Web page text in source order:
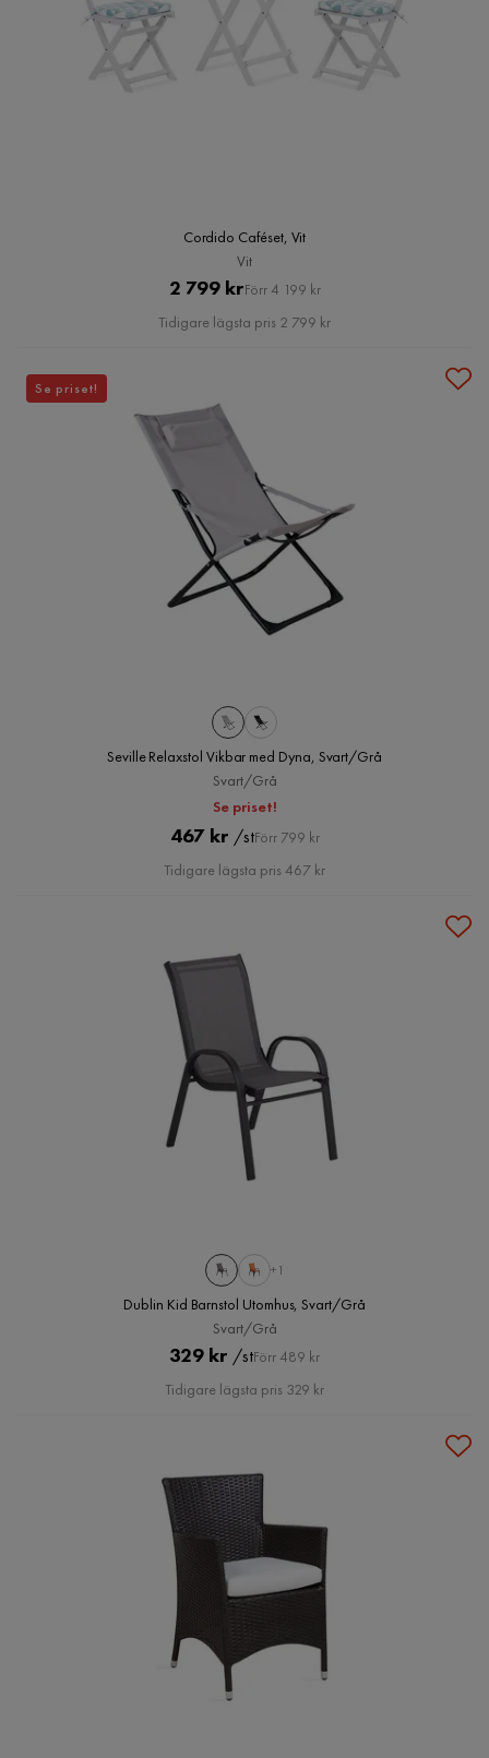
Cordido Caféset, Vit
Vit
Pris
2 799 krOriginal
Pris
Förr 4 199 kr
Tidigare lägsta pris 2 799 kr
Seville Relaxstol Vikbar med Dyna, Svart/Grå
Svart/Grå
Se priset!
Pris
467 kr /stOriginal
Pris
Förr 799 kr
Tidigare lägsta pris 467 kr
Se priset!
+1
Dublin Kid Barnstol Utomhus, Svart/Grå
Svart/Grå
Pris
329 kr /stOriginal
Pris
Förr 489 kr
Tidigare lägsta pris 329 kr